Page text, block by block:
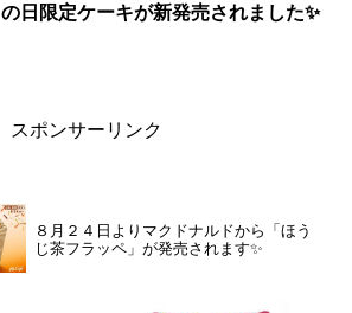
の日限定ケーキが新発売されました✨
スポンサーリンク
８月２４日よりマクドナルドから「ほう
じ茶フラッペ」が発売されます✨